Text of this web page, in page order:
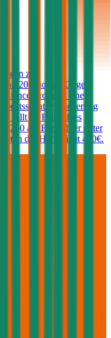
zu
20 Mio. an. Gegen
Produkt, eine
fällt im Falle eines
€ 250 an. Für Fahrer unter
in der Haftpflicht 400€.